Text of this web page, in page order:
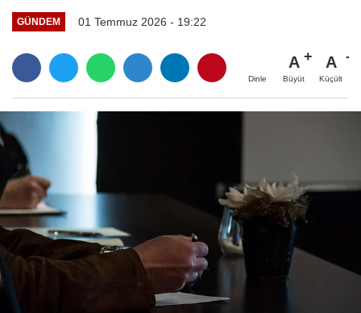
GÜNDEM 01 Temmuz 2026 - 19:22
Dinle
A
Büyüt
A
Küçült